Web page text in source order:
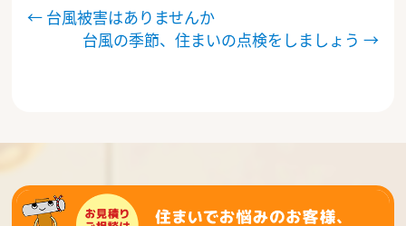
稿
シ
← 台風被害はありませんか
台風の季節、住まいの点検をしましょう →